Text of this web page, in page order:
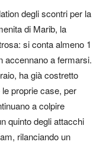
degli scontri per la
di Marib, la
si conta almeno 1
accennano a fermarsi.
ha già costretto
proprie case, per
a colpire
quinto degli attacchi
rilanciando un